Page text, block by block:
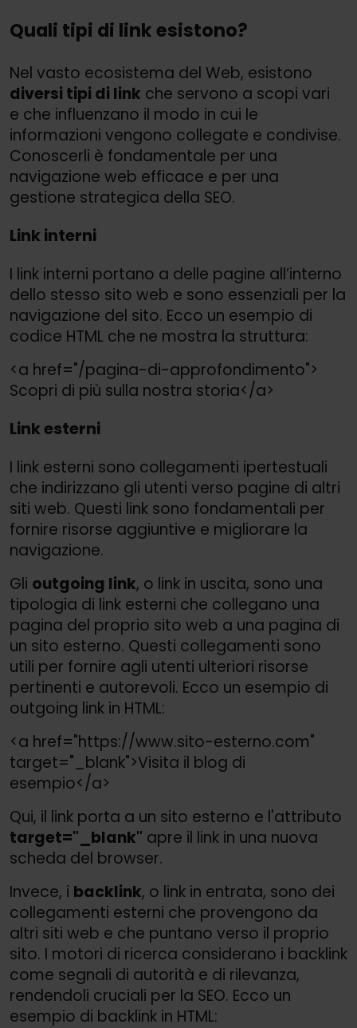
Quali tipi di link esistono?
Nel vasto ecosistema del Web, esistono
diversi tipi di link che servono a scopi vari
e che influenzano il modo in cui le
informazioni vengono collegate e condivise.
Conoscerli è fondamentale per una
navigazione web efficace e per una
gestione strategica della SEO.
Link interni
I link interni portano a delle pagine all’interno
dello stesso sito web e sono essenziali per la
navigazione del sito. Ecco un esempio di
codice HTML che ne mostra la struttura:
<a href="/pagina-di-approfondimento">
Scopri di più sulla nostra storia</a>
Link esterni
I link esterni sono collegamenti ipertestuali
che indirizzano gli utenti verso pagine di altri
siti web. Questi link sono fondamentali per
fornire risorse aggiuntive e migliorare la
navigazione.
Gli outgoing link, o link in uscita, sono una
tipologia di link esterni che collegano una
pagina del proprio sito web a una pagina di
un sito esterno. Questi collegamenti sono
utili per fornire agli utenti ulteriori risorse
pertinenti e autorevoli. Ecco un esempio di
outgoing link in HTML:
<a href="https://www.sito-esterno.com"
target="_blank">Visita il blog di
esempio</a>
Qui, il link porta a un sito esterno e l'attributo
target="_blank" apre il link in una nuova
scheda del browser.
Invece, i backlink, o link in entrata, sono dei
collegamenti esterni che provengono da
altri siti web e che puntano verso il proprio
sito. I motori di ricerca considerano i backlink
come segnali di autorità e di rilevanza,
rendendoli cruciali per la SEO. Ecco un
esempio di backlink in HTML: